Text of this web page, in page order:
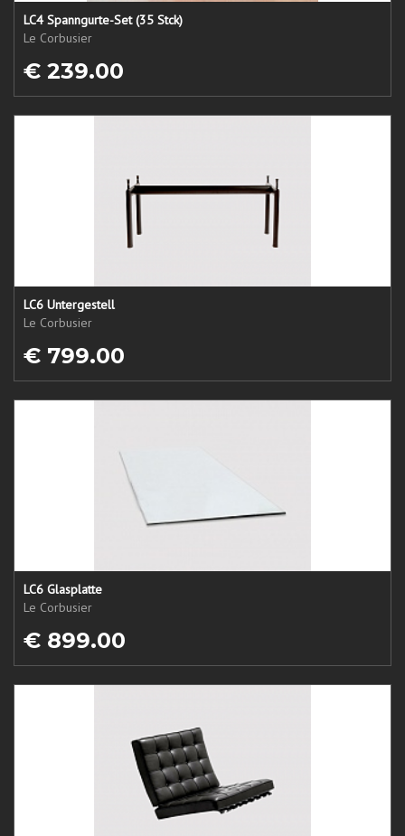
LC4 Spanngurte-Set (35 Stck)
Le Corbusier
€ 239.00
LC6 Untergestell
Le Corbusier
€ 799.00
LC6 Glasplatte
Le Corbusier
€ 899.00